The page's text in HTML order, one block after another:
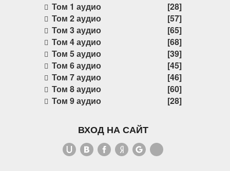
Том 1 аудио
[28]
Том 2 аудио
[57]
Том 3 аудио
[65]
Том 4 аудио
[68]
Том 5 аудио
[39]
Том 6 аудио
[45]
Том 7 аудио
[46]
Том 8 аудио
[60]
Том 9 аудио
[28]
ВХОД НА САЙТ